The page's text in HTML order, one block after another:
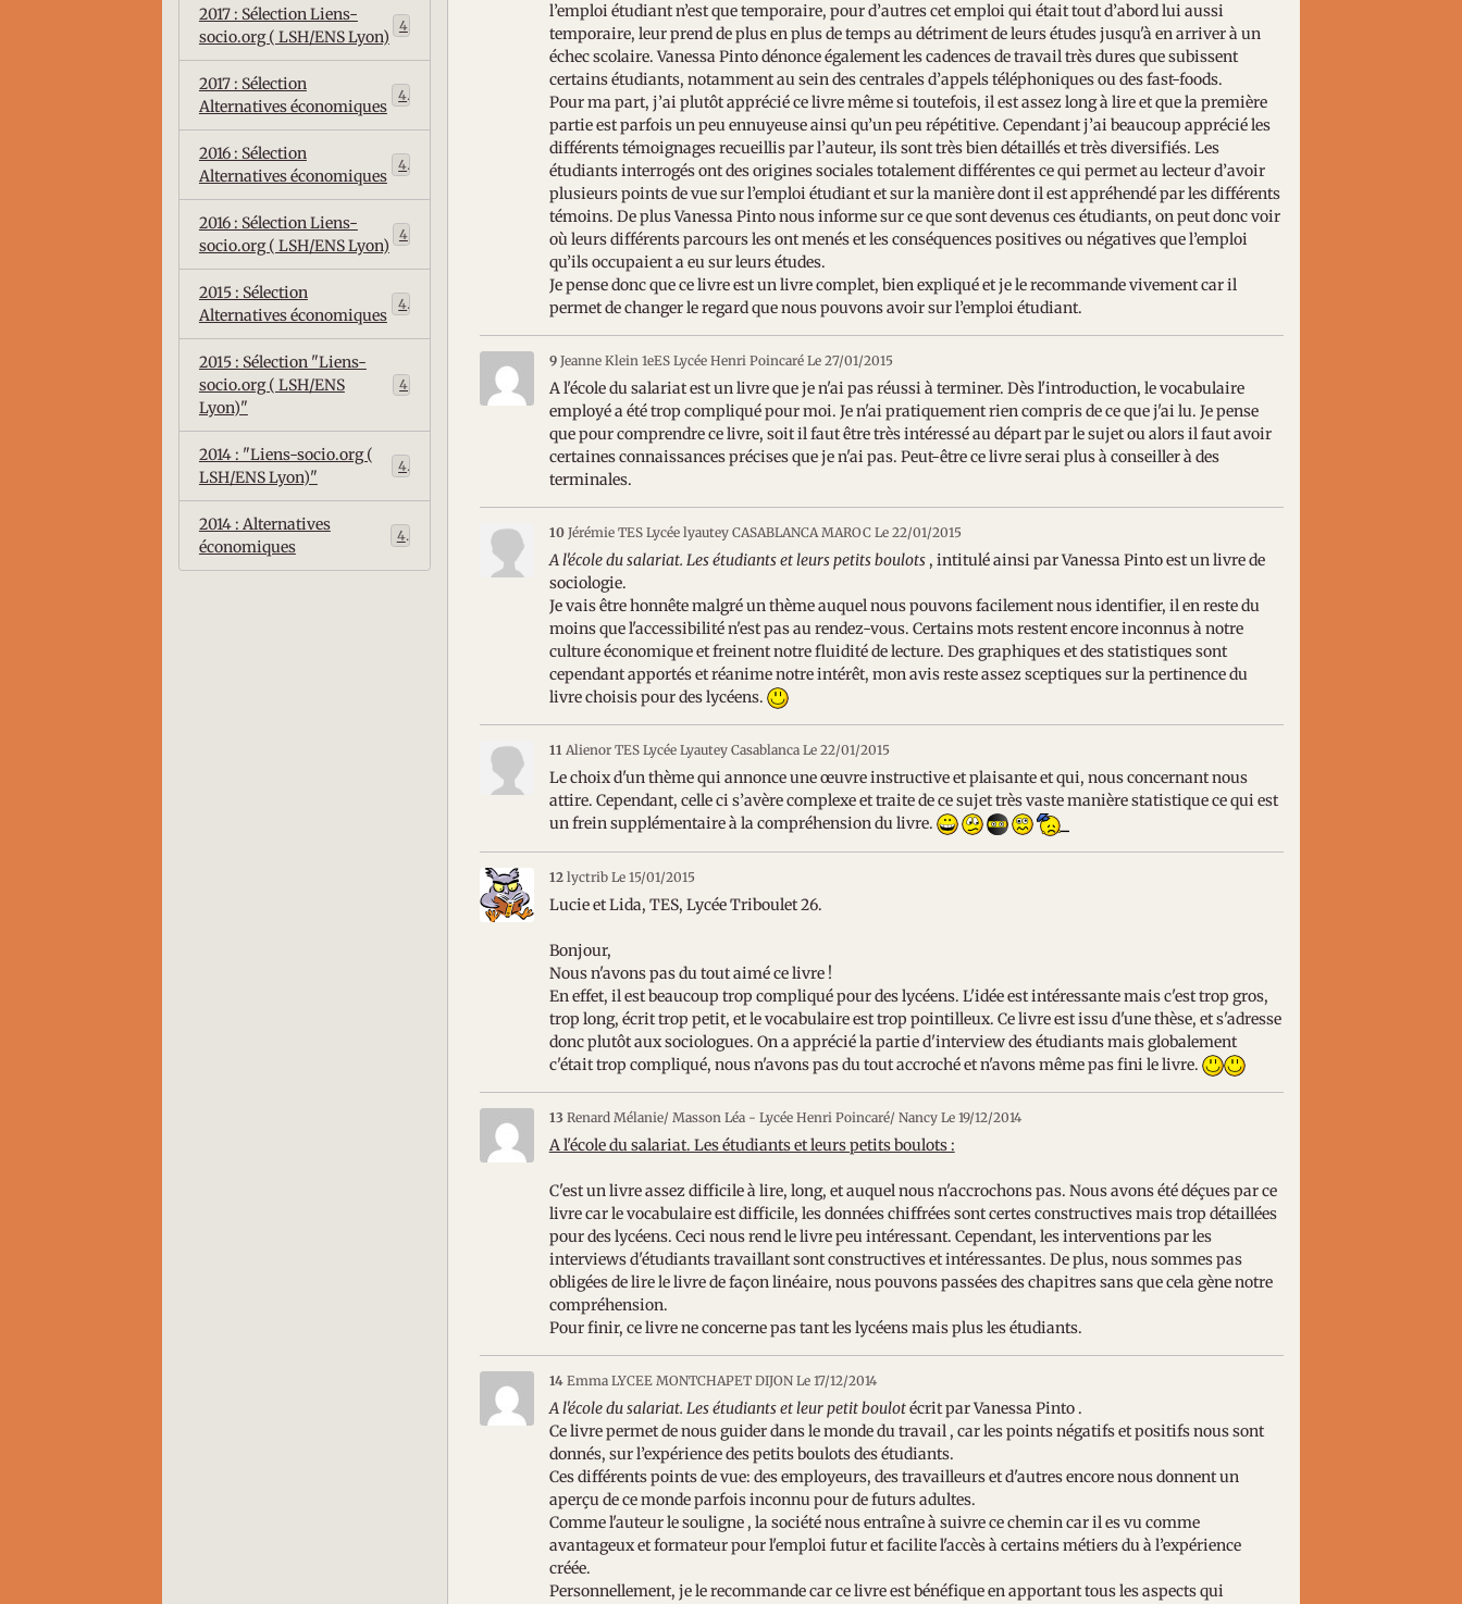
l’emploi étudiant n’est que temporaire, pour d’autres cet emploi qui était tout d’abord lui aussi
temporaire, leur prend de plus en plus de temps au détriment de leurs études jusqu'à en arriver à un
échec scolaire. Vanessa Pinto dénonce également les cadences de travail très dures que subissent
certains étudiants, notamment au sein des centrales d’appels téléphoniques ou des fast-foods.
Pour ma part, j’ai plutôt apprécié ce livre même si toutefois, il est assez long à lire et que la première
partie est parfois un peu ennuyeuse ainsi qu’un peu répétitive. Cependant j’ai beaucoup apprécié les
différents témoignages recueillis par l’auteur, ils sont très bien détaillés et très diversifiés. Les
étudiants interrogés ont des origines sociales totalement différentes ce qui permet au lecteur d’avoir
plusieurs points de vue sur l’emploi étudiant et sur la manière dont il est appréhendé par les différents
témoins. De plus Vanessa Pinto nous informe sur ce que sont devenus ces étudiants, on peut donc voir
où leurs différents parcours les ont menés et les conséquences positives ou négatives que l’emploi
qu’ils occupaient a eu sur leurs études.
Je pense donc que ce livre est un livre complet, bien expliqué et je le recommande vivement car il
permet de changer le regard que nous pouvons avoir sur l’emploi étudiant.
9 Jeanne Klein 1eES Lycée Henri Poincaré Le 27/01/2015
A l'école du salariat est un livre que je n'ai pas réussi à terminer. Dès l'introduction, le vocabulaire
employé a été trop compliqué pour moi. Je n'ai pratiquement rien compris de ce que j'ai lu. Je pense
que pour comprendre ce livre, soit il faut être très intéressé au départ par le sujet ou alors il faut avoir
certaines connaissances précises que je n'ai pas. Peut-être ce livre serai plus à conseiller à des
terminales.
10 Jérémie TES Lycée lyautey CASABLANCA MAROC Le 22/01/2015
A l'école du salariat. Les étudiants et leurs petits boulots, intitulé ainsi par Vanessa Pinto est un livre de
sociologie.
Je vais être honnête malgré un thème auquel nous pouvons facilement nous identifier, il en reste du
moins que l'accessibilité n'est pas au rendez-vous. Certains mots restent encore inconnus à notre
culture économique et freinent notre fluidité de lecture. Des graphiques et des statistiques sont
cependant apportés et réanime notre intérêt, mon avis reste assez sceptiques sur la pertinence du
livre choisis pour des lycéens.
11 Alienor TES Lycée Lyautey Casablanca Le 22/01/2015
Le choix d'un thème qui annonce une œuvre instructive et plaisante et qui, nous concernant nous
attire. Cependant, celle ci s’avère complexe et traite de ce sujet très vaste manière statistique ce qui est
un frein supplémentaire à la compréhension du livre.
12 lyctrib Le 15/01/2015
Lucie et Lida, TES, Lycée Triboulet 26.
Bonjour,
Nous n'avons pas du tout aimé ce livre !
En effet, il est beaucoup trop compliqué pour des lycéens. L'idée est intéressante mais c'est trop gros,
trop long, écrit trop petit, et le vocabulaire est trop pointilleux. Ce livre est issu d'une thèse, et s'adresse
donc plutôt aux sociologues. On a apprécié la partie d'interview des étudiants mais globalement
c'était trop compliqué, nous n'avons pas du tout accroché et n'avons même pas fini le livre.
13 Renard Mélanie/ Masson Léa - Lycée Henri Poincaré/ Nancy Le 19/12/2014
A l'école du salariat. Les étudiants et leurs petits boulots :
C'est un livre assez difficile à lire, long, et auquel nous n'accrochons pas. Nous avons été déçues par ce
livre car le vocabulaire est difficile, les données chiffrées sont certes constructives mais trop détaillées
pour des lycéens. Ceci nous rend le livre peu intéressant. Cependant, les interventions par les
interviews d'étudiants travaillant sont constructives et intéressantes. De plus, nous sommes pas
obligées de lire le livre de façon linéaire, nous pouvons passées des chapitres sans que cela gène notre
compréhension.
Pour finir, ce livre ne concerne pas tant les lycéens mais plus les étudiants.
14 Emma LYCEE MONTCHAPET DIJON Le 17/12/2014
A l'école du salariat. Les étudiants et leur petit boulotécrit par Vanessa Pinto .
Ce livre permet de nous guider dans le monde du travail , car les points négatifs et positifs nous sont
donnés, sur l’expérience des petits boulots des étudiants.
Ces différents points de vue: des employeurs, des travailleurs et d'autres encore nous donnent un
aperçu de ce monde parfois inconnu pour de futurs adultes.
Comme l'auteur le souligne , la société nous entraîne à suivre ce chemin car il es vu comme
avantageux et formateur pour l'emploi futur et facilite l'accès à certains métiers du à l’expérience
créée.
Personnellement, je le recommande car ce livre est bénéfique en apportant tous les aspects qui
2017 : Sélection Liens-
socio.org ( LSH/ENS Lyon)
4
2017 : Sélection
Alternatives économiques
4
2016 : Sélection
Alternatives économiques
4
2016 : Sélection Liens-
socio.org ( LSH/ENS Lyon)
4
2015 : Sélection
Alternatives économiques
4
2015 : Sélection "Liens-
socio.org ( LSH/ENS
Lyon)"
2014 : "Liens-socio.org (
LSH/ENS Lyon)"
4
2014 : Alternatives
économiques
4